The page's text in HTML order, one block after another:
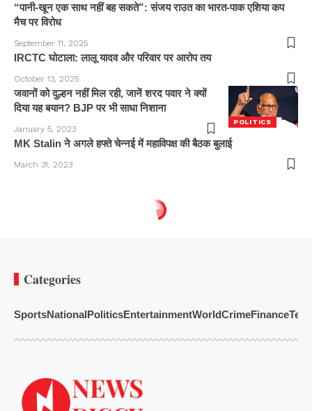
“पानी-खून एक साथ नहीं बह सकते”: संजय राउत का भारत-पाक एशिया कप
मैच पर विरोध
September 11, 2025
IRCTC घोटाला: लालू यादव और परिवार पर आरोप तय
October 13, 2025
POLITICS
जवानों को दुल्हन नहीं मिल रही, जानें शरद पवार ने क्यों
दिया यह बयान? BJP पर भी साधा निशाना
January 5, 2023
MK Stalin ने अगले हफ्ते चेन्नई में महाविपक्ष की बैठक बुलाई
March 31, 2023
Categories
SportsNationalPoliticsEntertainmentWorldCrimeFinance